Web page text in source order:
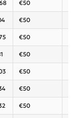
€50
€50
€50
€50
€50
€50
€50